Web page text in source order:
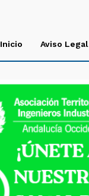
Inicio Aviso Legal